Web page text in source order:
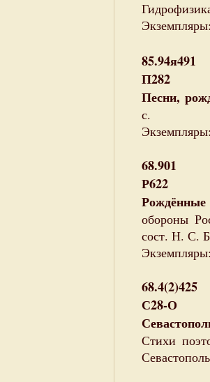
85.94я491
П282
Песни,
с.
68.901
Р622
Рождённые
обороны
сост. Н. С.
68.4(2)425
С28-О
Стихи